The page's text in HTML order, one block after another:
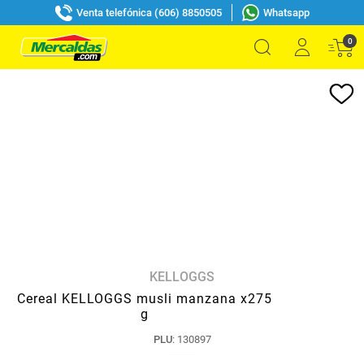
Venta telefónica (606) 8850505 Whatsapp
0
KELLOGGS
Cereal KELLOGGS musli manzana x275
g
PLU: 130897